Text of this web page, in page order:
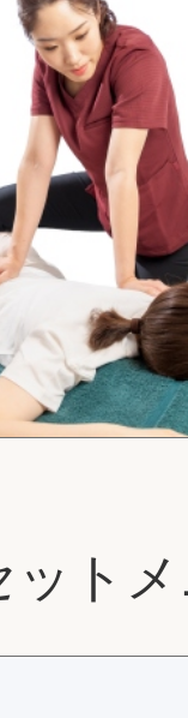
ット